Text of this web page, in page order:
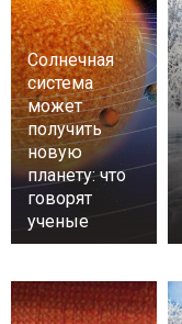
Солнечная
система
может
получить
новую
планету: что
говорят
ученые